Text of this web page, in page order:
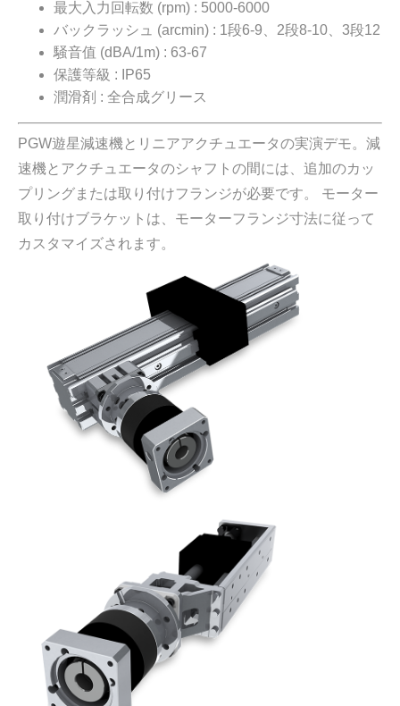
最大入力回転数 (rpm) : 5000-6000
バックラッシュ (arcmin) : 1段6-9、2段8-10、3段12
騒音值 (dBA/1m) : 63-67
保護等級 : IP65
潤滑剤 : 全合成グリース
PGW遊星減速機とリニアアクチュエータの実演デモ。減
速機とアクチュエータのシャフトの間には、追加のカッ
プリングまたは取り付けフランジが必要です。 モーター
取り付けブラケットは、モーターフランジ寸法に従って
カスタマイズされます。